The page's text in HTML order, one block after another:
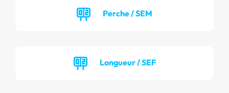
Perche / SEM
Longueur / SEF